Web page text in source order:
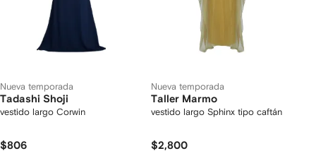
Nueva temporada
Tadashi Shoji
vestido largo Corwin
$806
Nueva temporada
Taller Marmo
vestido largo Sphinx tipo caftán
$2,800